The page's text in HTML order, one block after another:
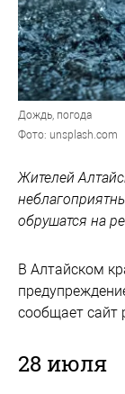
Дождь, погода
Фото: unsplash.com
Жителей
обрушатся на
В Алтайском
сообщает сайт
28 июля